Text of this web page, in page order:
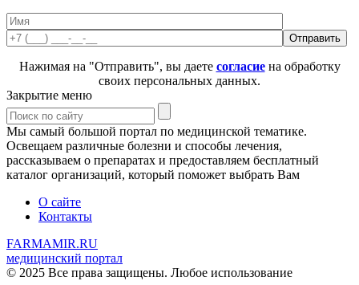
Нажимая на "Отправить", вы даете согласиена обработку
своих персональных данных.
Закрытие меню
Мы самый большой портал по медицинской тематике.
Освещаем различные болезни и способы лечения,
рассказываем о препаратах и предоставляем бесплатный
каталог организаций, который поможет выбрать Вам
О сайте
Контакты
FARMAMIR.RU
медицинский портал
© 2025 Все права защищены. Любое использование